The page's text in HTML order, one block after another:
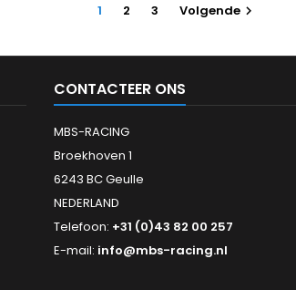
1 2 3 Volgende
CONTACTEER ONS
MBS-RACING
Broekhoven 1
6243 BC Geulle
NEDERLAND
Telefoon: +31 (0)43 82 00 257
E-mail: info@mbs-racing.nl